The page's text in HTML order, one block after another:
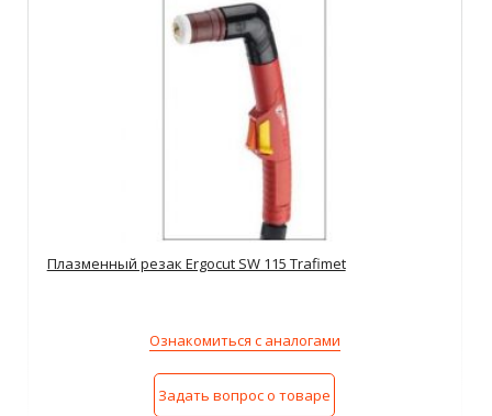
Плазменный резак Ergocut SW 115 Trafimet
Ознакомиться с аналогами
Задать вопрос о товаре